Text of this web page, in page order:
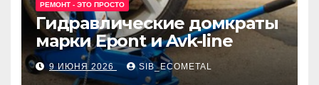
РЕМОНТ - ЭТО ПРОСТО
Гидравлические домкраты
марки Epont и Avk-line
9 ИЮНЯ 2026 SIB_ECOMETAL